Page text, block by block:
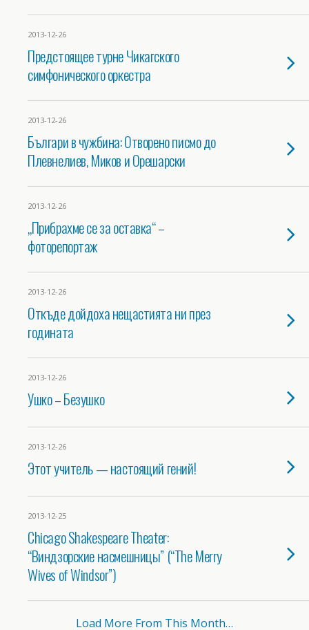
2013-12-26
Предстоящее турне Чикагского
симфонического оркестра
2013-12-26
Българи в чужбина: Отворено писмо до
Плевнелиев, Миков и Орешарски
2013-12-26
„Прибрахме се за оставка“ –
фоторепортаж
2013-12-26
Откъде дойдоха нещастията ни през
годината
2013-12-26
Ушко – Безушко
2013-12-26
Этот учитель — настоящий гений!
2013-12-25
Chicago Shakespeare Theater:
“Виндзорские насмешницы” (“The Merry
Wives of Windsor”)
Load More From This Month…